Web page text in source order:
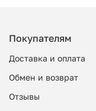
Покупателям
Доставка и оплата
Обмен и возврат
Отзывы